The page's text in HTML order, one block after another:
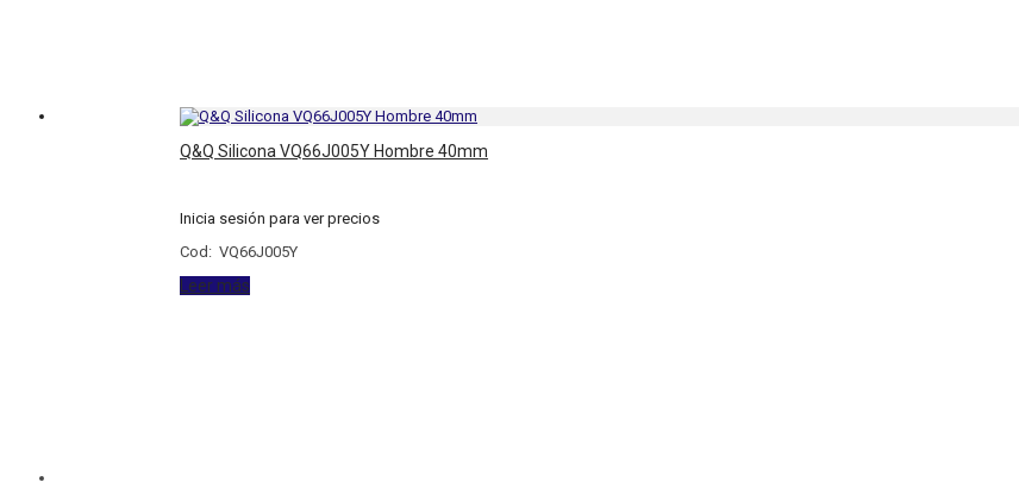
Q&Q Silicona VQ66J005Y Hombre 40mm
Inicia sesión para ver precios
Cod: VQ66J005Y
Leer más